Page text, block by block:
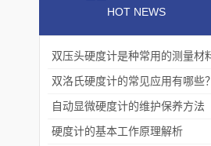
HOT NEWS
双洛氏硬度计的常见应用有哪些？
自动显微硬度计的维护保养方法
硬度计的基本工作原理解析